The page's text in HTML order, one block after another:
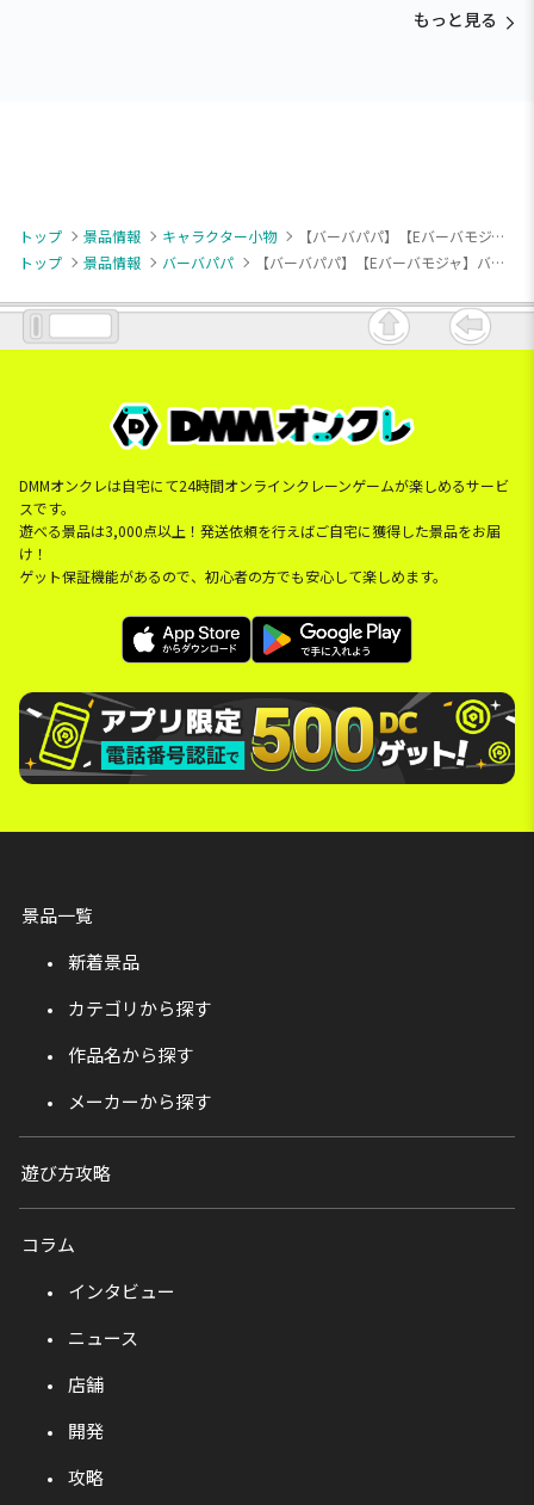
もっと見る
トップ 景品情報 キャラクター小物
【バーバパパ】【Eバーバモジャ】バーバパパ もちもちボールチェーン付きぬいぐるみ
トップ
景品情報 バーバパパ 【バーバパパ】【Eバーバモジャ】バーバパパ もちもちボールチェーン付きぬいぐるみ
DMMオンクレは自宅にて24時間オンラインクレーンゲームが楽しめるサービ
スです。
遊べる景品は3,000点以上！発送依頼を行えばご自宅に獲得した景品をお届
け！
ゲット保証機能があるので、初心者の方でも安心して楽しめます。
景品一覧
新着景品
カテゴリから探す
作品名から探す
メーカーから探す
遊び方攻略
コラム
インタビュー
ニュース
店舗
開発
攻略